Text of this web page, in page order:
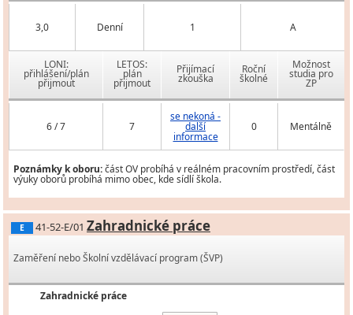
3,0 Denní 1 A
LONI:
přihlášení/plán
přijmout
LETOS:
plán
přijmout
Přijímací
zkouška
Roční
školné
Možnost
studia pro
ZP
6 / 7 7
se nekoná -
další
informace
0 Mentálně
Poznámky k oboru:část OV probíhá v reálném pracovním prostředí, část
výuky oborů probíhá mimo obec, kde sídlí škola.
E 41-52-E/01 Zahradnické práce
Zaměření nebo Školní vzdělávací program (ŠVP)
Zahradnické práce